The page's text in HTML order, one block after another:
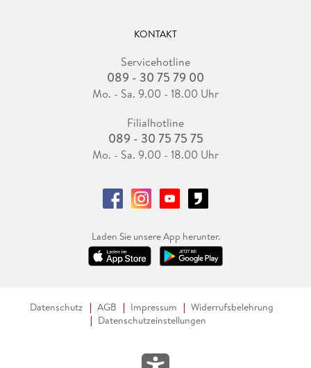
KONTAKT
Servicehotline
089 - 30 75 79 00
Mo. - Sa. 9.00 - 18.00 Uhr
Filialhotline
089 - 30 75 75 75
Mo. - Sa. 9.00 - 18.00 Uhr
Laden Sie unsere App herunter.
Datenschutz AGB Impressum
Widerrufsbelehrung
Datenschutzeinstellungen